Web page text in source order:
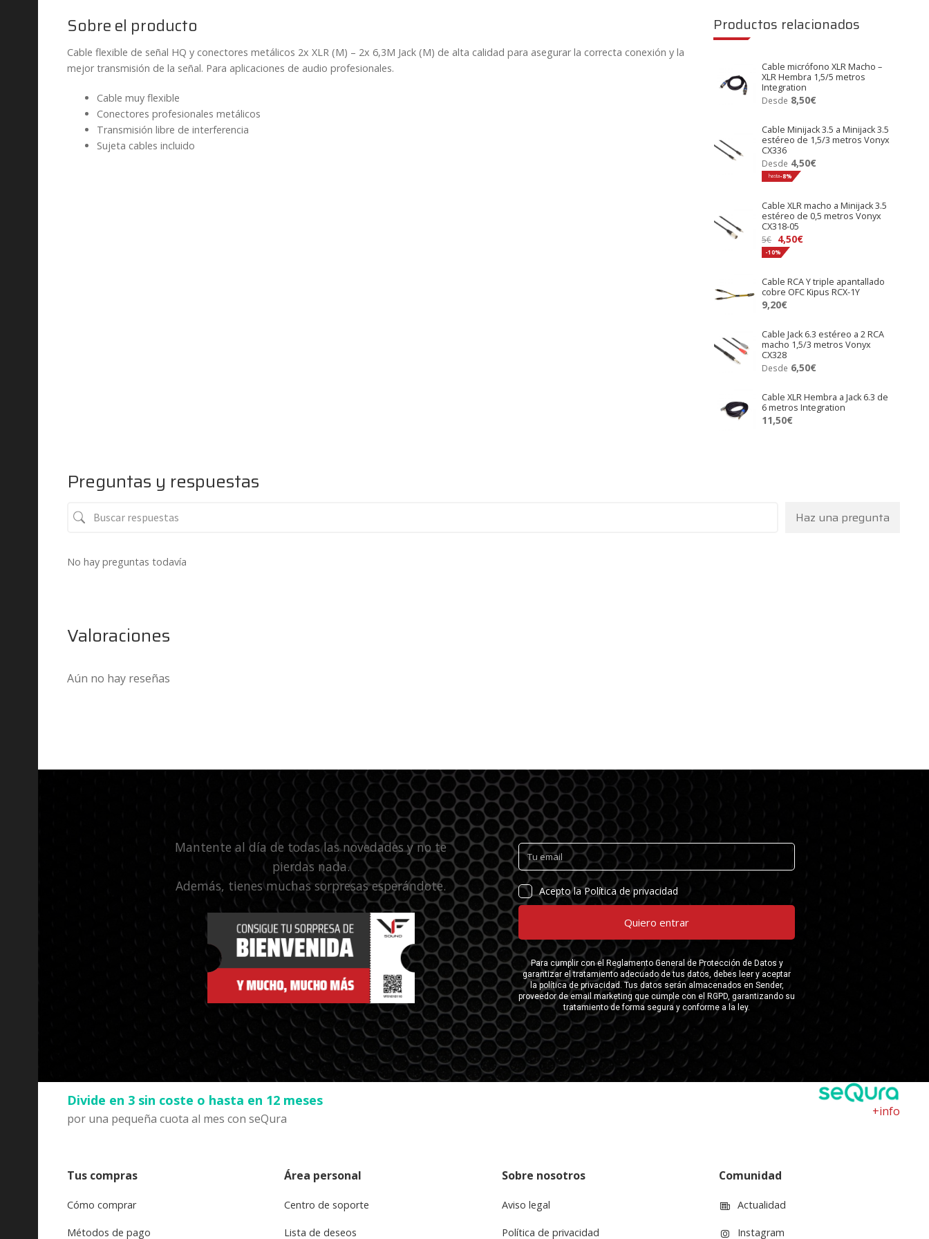
Connex
Sobre el producto
Cable flexible de señal HQ y conectores metálicos 2x XLR (M) – 2x 6,3M Jack (M) de alta calidad para asegurar la correcta conexión y la
mejor transmisión de la señal. Para aplicaciones de audio profesionales.
Cable muy flexible
Conectores profesionales metálicos
Transmisión libre de interferencia
Sujeta cables incluido
Productos relacionados
Cable micrófono XLR Macho –
XLR Hembra 1,5/5 metros
Integration
Desde 8,50€
Cable Minijack 3.5 a Minijack 3.5
estéreo de 1,5/3 metros Vonyx
CX336
Desde 4,50€
hasta-8%
Cable XLR macho a Minijack 3.5
estéreo de 0,5 metros Vonyx
CX318-05
5€
El
precio
era:
5€.
4,50€El
es:
4,50€.
-10%
Cable RCA Y triple apantallado
cobre OFC Kipus RCX-1Y
9,20€
Cable Jack 6.3 estéreo a 2 RCA
macho 1,5/3 metros Vonyx
CX328
Desde 6,50€
Cable XLR Hembra a Jack 6.3 de
6 metros Integration
11,50€
Preguntas y respuestas
Haz una pregunta
No hay preguntas todavía
Valoraciones
Aún no hay reseñas
Mantente al día de todas las novedades y no te
pierdas nada.
Además, tienes muchas sorpresas esperándote.
Divide en 3 sin coste o hasta en 12 meses
por una pequeña cuota al mes con seQura
+info
Tus compras
Cómo comprar
Métodos de pago
Área personal
Centro de soporte
Lista de deseos
Sobre nosotros
Aviso legal
Política de privacidad
Comunidad
Actualidad
Instagram